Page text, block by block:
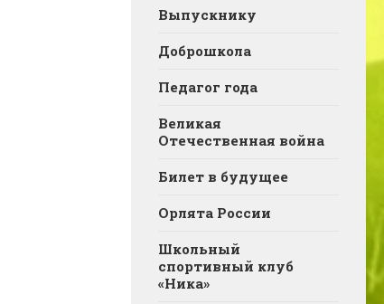
Выпускнику
Доброшкола
Педагог года
Великая
Отечественная война
Билет в будущее
Орлята России
Школьный
спортивный клуб
«Ника»